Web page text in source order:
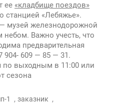
ее «кладбище поездов»
станцией «Лебяжье».
музей железнодорожной
Важно учесть, что
предварительная
904- 609 — 85 — 31.
по выходным в 11:00 или
сезона
1 , заказник ,